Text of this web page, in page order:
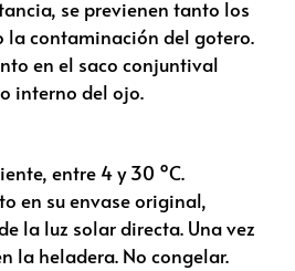
se previenen tanto los
la contaminación del gotero.
en el saco conjuntival
interno del ojo.
entre 4 y 30 ºC.
en su envase original,
la luz solar directa. Una vez
la heladera. No congelar.